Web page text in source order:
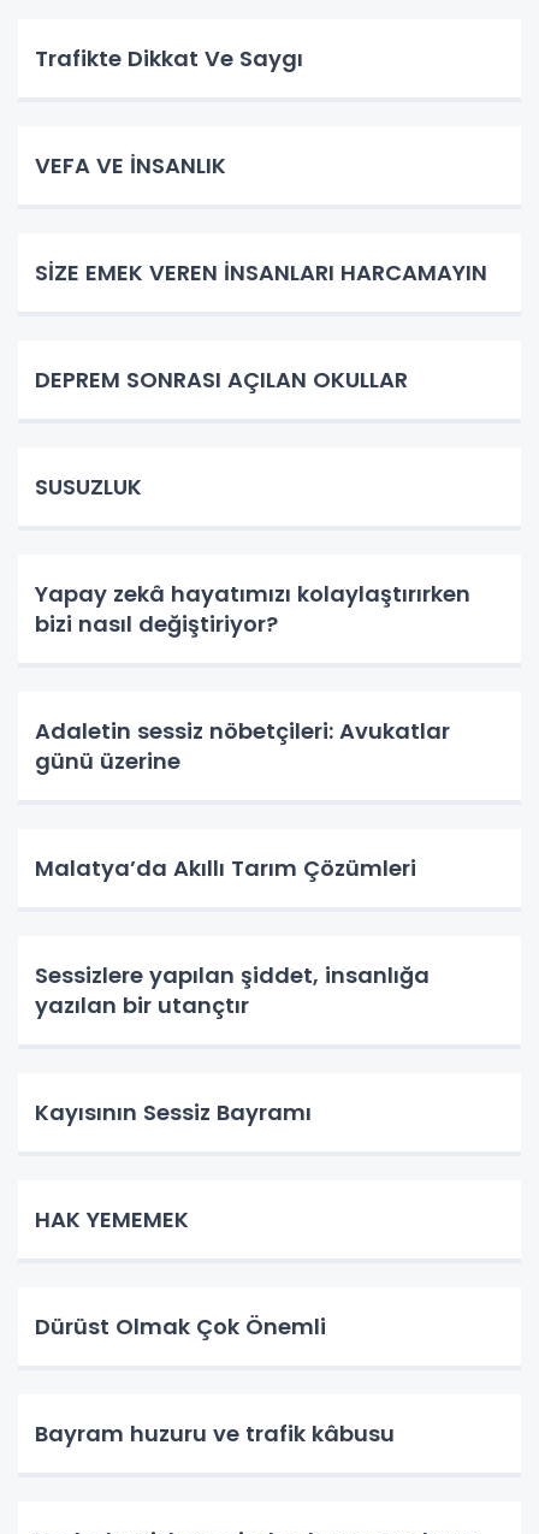
Trafikte Dikkat Ve Saygı
VEFA VE İNSANLIK
SİZE EMEK VEREN İNSANLARI HARCAMAYIN
DEPREM SONRASI AÇILAN OKULLAR
SUSUZLUK
Yapay zekâ hayatımızı kolaylaştırırken
bizi nasıl değiştiriyor?
Adaletin sessiz nöbetçileri: Avukatlar
günü üzerine
Malatya’da Akıllı Tarım Çözümleri
Sessizlere yapılan şiddet, insanlığa
yazılan bir utançtır
Kayısının Sessiz Bayramı
HAK YEMEMEK
Dürüst Olmak Çok Önemli
Bayram huzuru ve trafik kâbusu